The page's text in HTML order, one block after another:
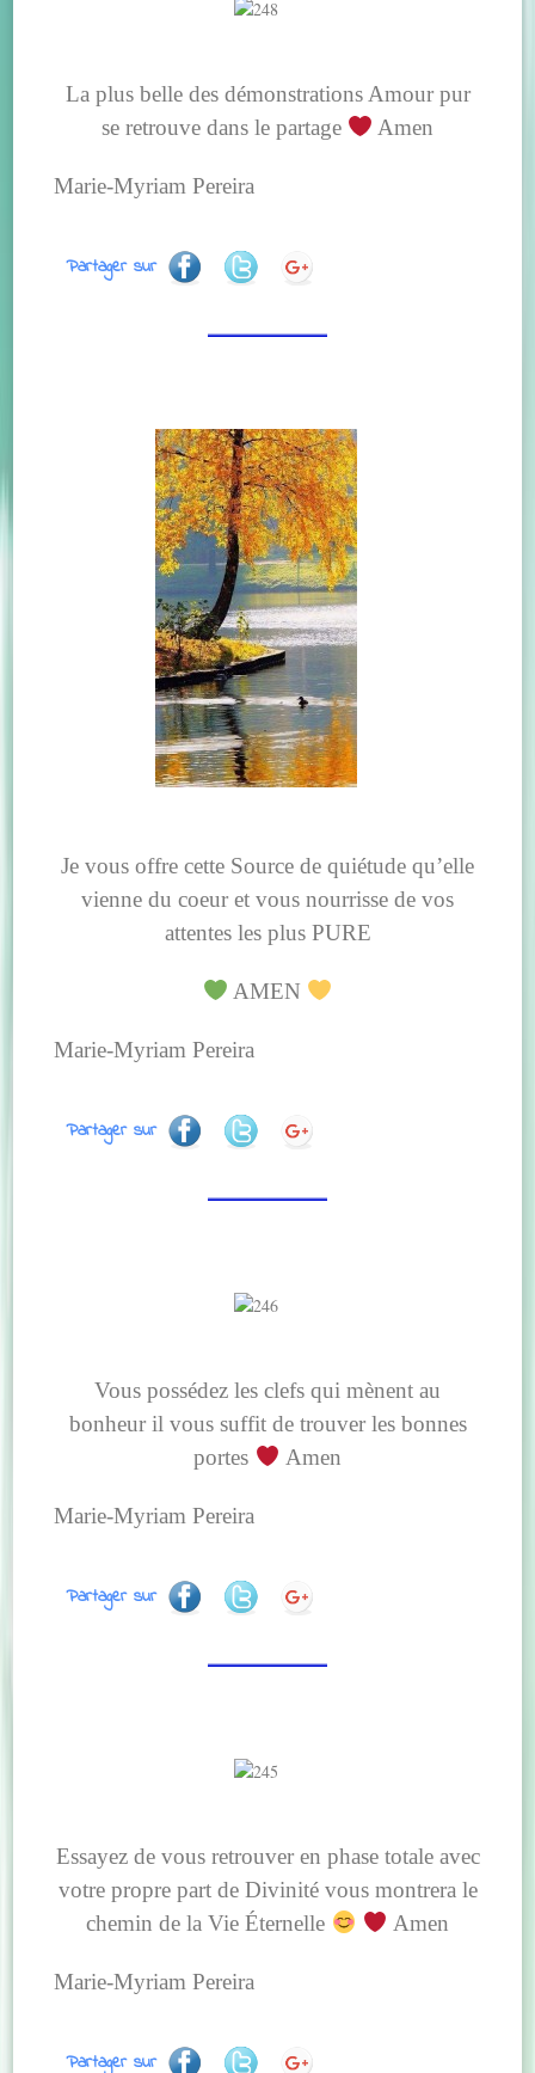
La plus belle des démonstrations Amour pur
se retrouve dans le partage
Amen
Marie-Myriam Pereira
Partager sur
Je vous offre cette Source de quiétude qu’elle
vienne du coeur et vous nourrisse de vos
attentes les plus PURE
AMEN
Marie-Myriam Pereira
Partager sur
Vous possédez les clefs qui mènent au
bonheur il vous suffit de trouver les bonnes
portes
Amen
Marie-Myriam Pereira
Partager sur
Essayez de vous retrouver en phase totale avec
votre propre part de Divinité vous montrera le
chemin de la Vie Éternelle
Amen
Marie-Myriam Pereira
Partager sur